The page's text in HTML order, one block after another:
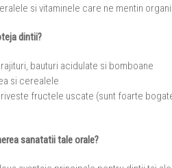
si vitaminele care ne mentin
dintii?
bauturi acidulate si bomboane
si cerealele
fructele uscate (sunt foarte
sanatatii tale orale?